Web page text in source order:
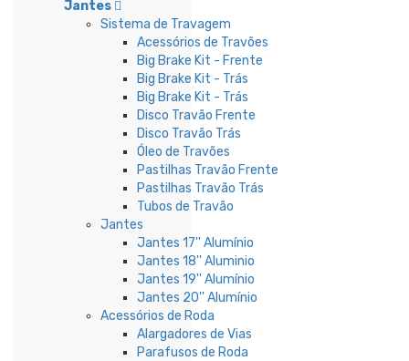
Jantes
Sistema de Travagem
Acessórios de Travões
Big Brake Kit - Frente
Big Brake Kit - Trás
Big Brake Kit - Trás
Disco Travão Frente
Disco Travão Trás
Óleo de Travões
Pastilhas Travão Frente
Pastilhas Travão Trás
Tubos de Travão
Jantes
Jantes 17'' Alumínio
Jantes 18'' Aluminio
Jantes 19'' Alumínio
Jantes 20'' Alumínio
Acessórios de Roda
Alargadores de Vias
Parafusos de Roda